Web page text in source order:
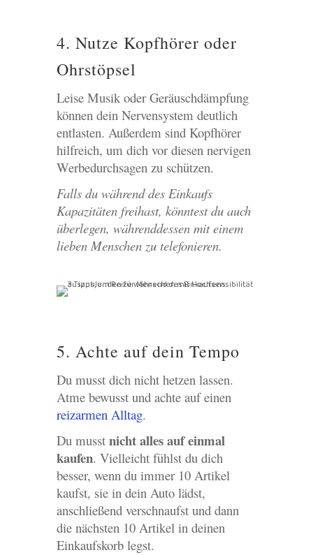
4. Nutze Kopfhörer oder
Ohrstöpsel
Leise Musik oder Geräuschdämpfung
können dein Nervensystem deutlich
entlasten. Außerdem sind Kopfhörer
hilfreich, um dich vor diesen nervigen
Werbedurchsagen zu schützen.
Falls du während des Einkaufs
Kapazitäten freihast, könntest du auch
überlegen, währenddessen mit einem
lieben Menschen zu telefonieren.
5. Achte auf dein Tempo
Du musst dich nicht hetzen lassen.
Atme bewusst und achte auf einen
reizarmen Alltag.
Du musst nicht alles auf einmal
kaufen. Vielleicht fühlst du dich
besser, wenn du immer 10 Artikel
kaufst, sie in dein Auto lädst,
anschließend verschnaufst und dann
die nächsten 10 Artikel in deinen
Einkaufskorb legst.